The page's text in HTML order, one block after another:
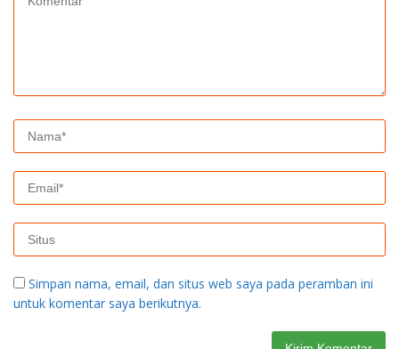
Simpan nama, email, dan situs web saya pada peramban ini
untuk komentar saya berikutnya.